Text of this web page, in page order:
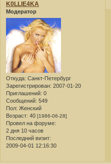
K0LLlE4KA
Модератор
Откуда: Санкт-Петербург
Зарегистрирован: 2007-01-20
Приглашений: 0
Сообщений: 549
Пол: Женский
Возраст: 40 [1986-06-28]
Провел на форуме:
2 дня 10 часов
Последний визит:
2009-04-01 12:16:30